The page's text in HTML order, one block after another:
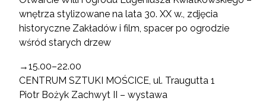
wnętrza stylizowane na lata 30. XX w., zdjęcia
historyczne Zakładów i film, spacer po ogrodzie
wśród starych drzew
→15.00–22.00
CENTRUM SZTUKI MOŚCICE, ul. Traugutta 1
Piotr Bożyk Zachwyt II – wystawa